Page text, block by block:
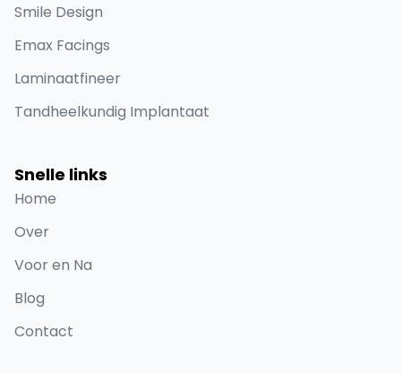
Smile Design
Emax Facings
Laminaatfineer
Tandheelkundig Implantaat
Snelle links
Home
Over
Voor en Na
Blog
Contact